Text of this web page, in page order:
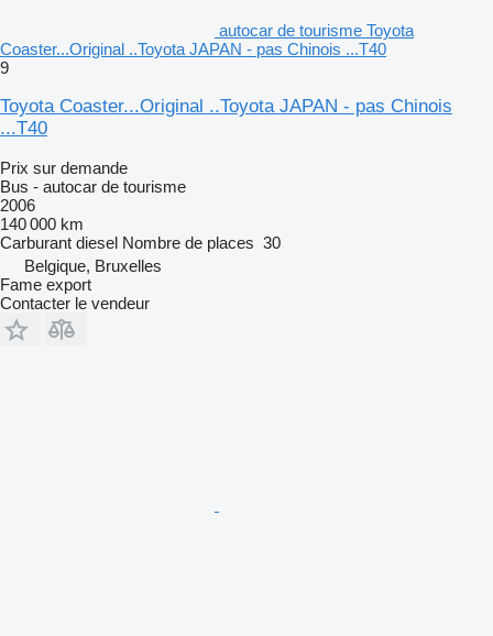
autocar de tourisme Toyota
Coaster...Original ..Toyota JAPAN - pas Chinois ...T40
9
Toyota Coaster...Original ..Toyota JAPAN - pas Chinois
...T40
Prix sur demande
Bus - autocar de tourisme
2006
140 000 km
Carburant diesel Nombre de places 30
Belgique, Bruxelles
Fame export
Contacter le vendeur